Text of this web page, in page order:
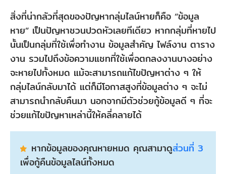
สิ่งที่น่ากลัวที่สุดของปัญหากลุ่มไลน์หายก็คือ “ข้อมูล
หาย” เป็นปัญหาชวนปวดหัวเลยทีเดียว หากกลุ่มที่หายไป
นั้นเป็นกลุ่มที่ใช้เพื่อทำงาน ข้อมูลสำคัญ ไฟล์งาน ตาราง
งาน รวมไปถึงข้อความแชทที่ใช้เพื่อตกลงงานบางอย่าง
จะหายไปทั้งหมด แม้จะสามารถแก้ไขปัญหาต่าง ๆ ให้
กลุ่มไลน์กลับมาได้ แต่ก็มีโอกาสสูงที่ข้อมูลต่าง ๆ จะไม่
สามารถนำกลับคืนมา นอกจากมีตัวช่วยกู้ข้อมูลดี ๆ ที่จะ
ช่วยแก้ไขปัญหาเหล่านี้ให้คลี่คลายได้
หากข้อมูลของคุณหายหมด คุณสามาดูส่วนที่ 3
เพื่อกู้คืนข้อมูลไลน์ทั้งหมด